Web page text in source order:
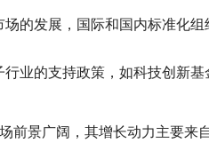
的发展，国际和国内标准化
业的支持政策，如科技创新
前景广阔，其增长动力主要来